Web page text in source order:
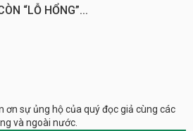
“LỖ HỔNG”...
sự ủng hộ của quý đọc giả cùng các
và ngoài nước.